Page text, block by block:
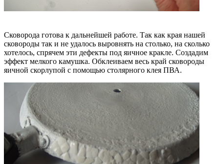
Сковорода готова к дальнейшей работе. Так как края нашей
сковороды так и не удалось выровнять на столько, на сколько
хотелось, спрячем эти дефекты под яичное кракле. Создадим
эффект мелкого камушка. Обклеиваем весь край сковороды
яичной скорлупой с помощью столярного клея ПВА.